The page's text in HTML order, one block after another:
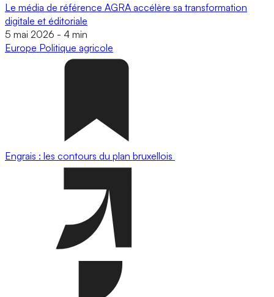
Le média de référence AGRA accélère sa transformation
digitale et éditoriale
5 mai 2026 - 4 min
Europe Politique agricole
Engrais : les contours du plan bruxellois